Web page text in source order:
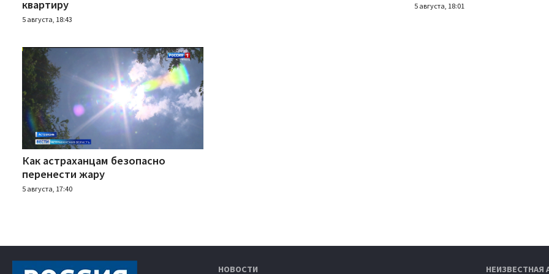
квартиру
5 августа, 18:43
5 августа, 18:01
Как астраханцам безопасно
перенести жару
5 августа, 17:40
НОВОСТИ НЕИЗВЕСТНАЯ